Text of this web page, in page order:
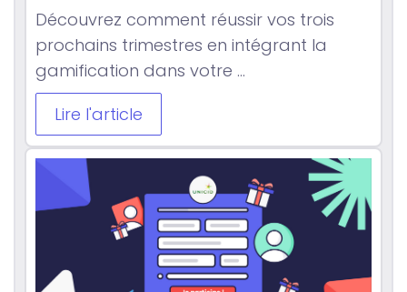
Découvrez comment réussir vos trois
prochains trimestres en intégrant la
gamification dans votre ...
Lire l'article